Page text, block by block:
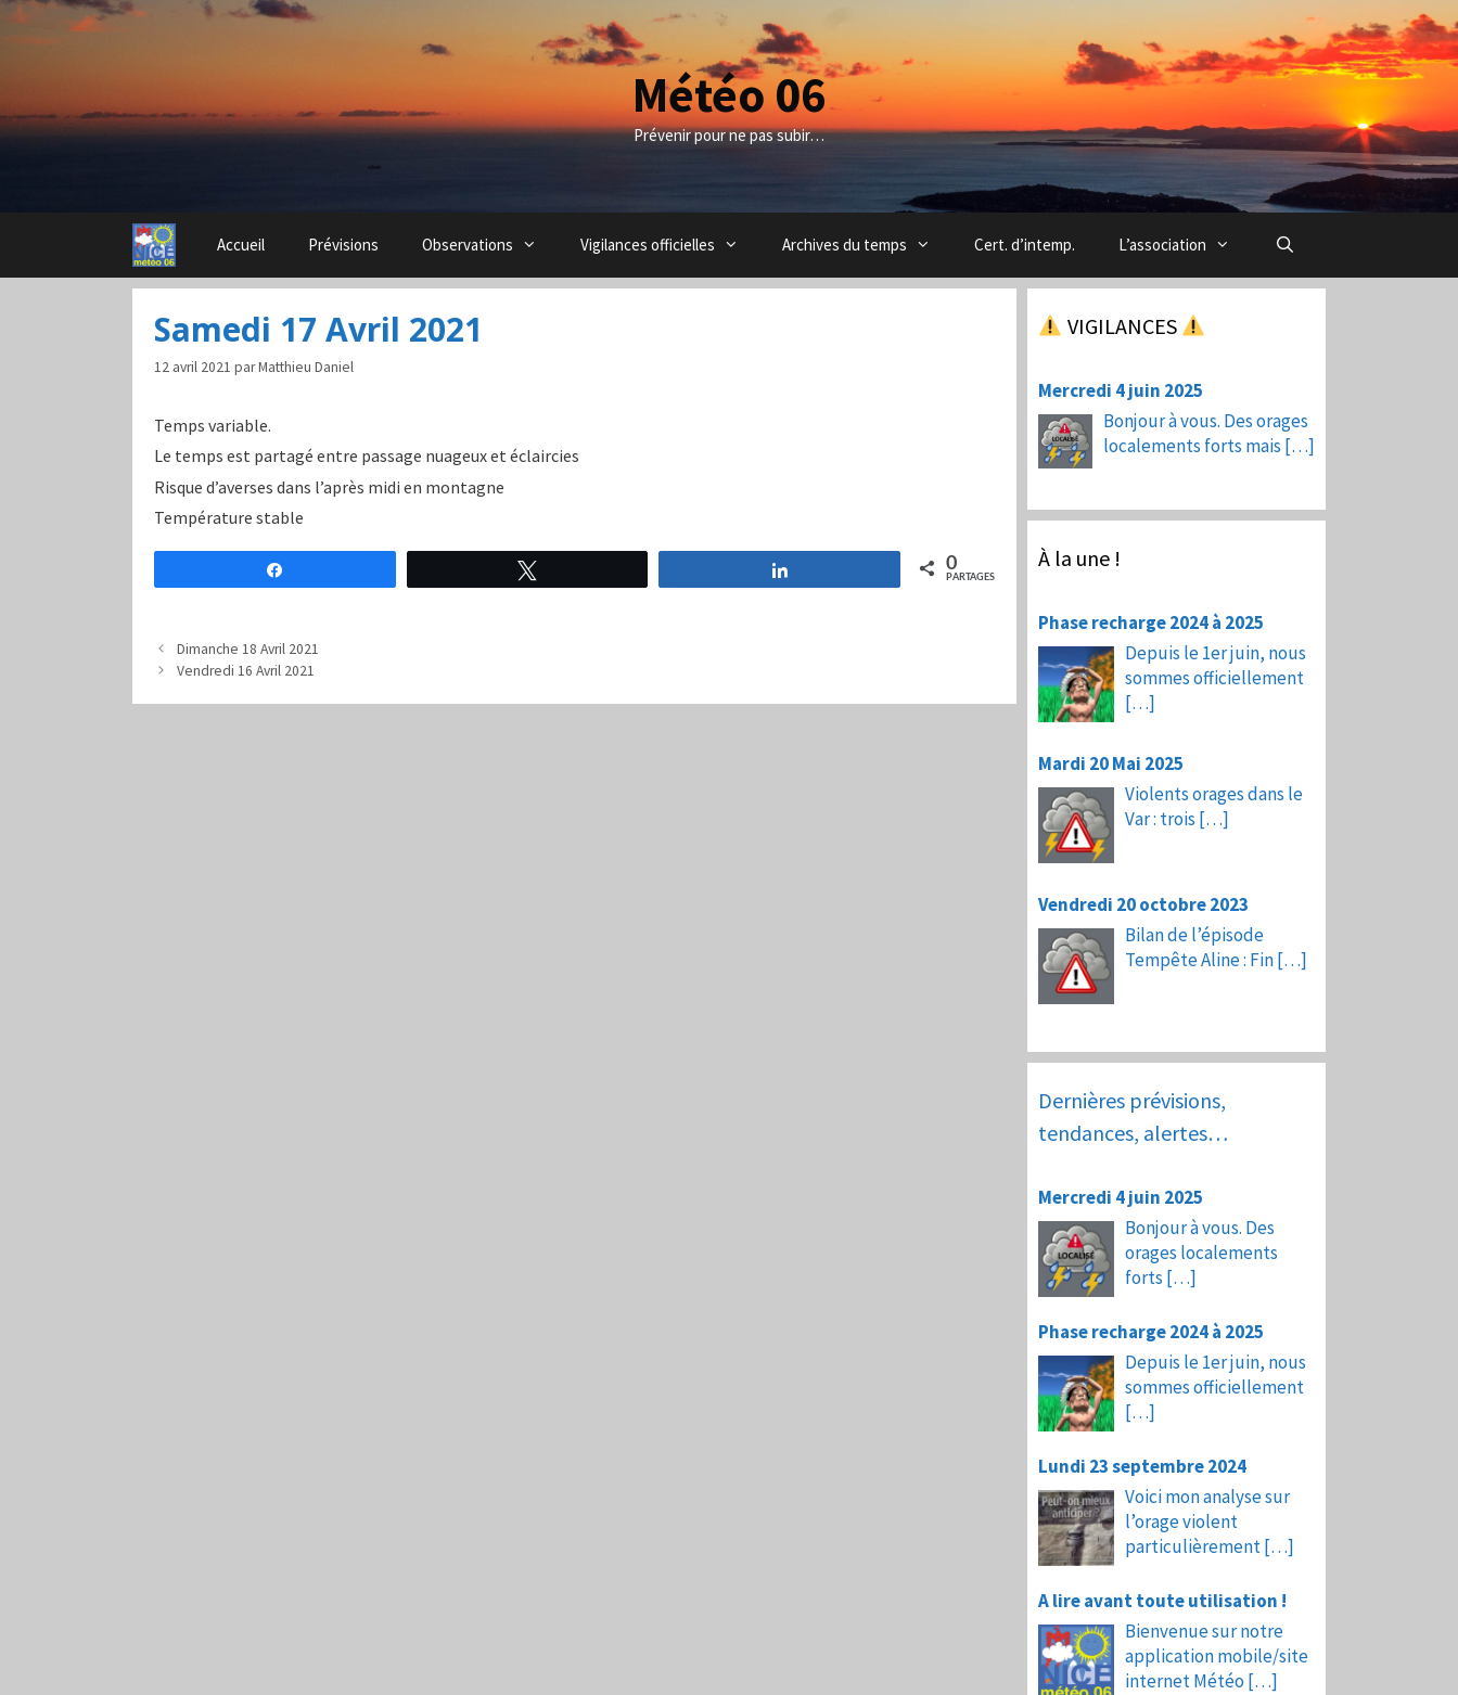
Aller
Météo 06
Prévenir pour ne pas subir…
Accueil Prévisions Observations Vigilances officielles Archives du temps Cert. d’intemp. L’association
Samedi 17 Avril 2021
12 avril 2021 parMatthieu Daniel
Temps variable.
Le temps est partagé entre passage nuageux et éclaircies
Risque d’averses dans l’après midi en montagne
Température stable
0
PARTAGES
Dimanche 18 Avril 2021
Vendredi 16 Avril 2021
VIGILANCES
Mercredi 4 juin 2025
Bonjour à vous. Des orages
localements forts mais […]
À la une !
Phase recharge 2024 à 2025
Depuis le 1er juin, nous
sommes officiellement
[…]
Mardi 20 Mai 2025
Violents orages dans le
Var : trois […]
Vendredi 20 octobre 2023
Bilan de l’épisode
Tempête Aline : Fin[…]
Dernières prévisions,
tendances, alertes…
Mercredi 4 juin 2025
Bonjour à vous. Des
orages localements
forts […]
Phase recharge 2024 à 2025
Depuis le 1er juin, nous
sommes officiellement
[…]
Lundi 23 septembre 2024
Voici mon analyse sur
l’orage violent
particulièrement[…]
A lire avant toute utilisation !
Bienvenue sur notre
application mobile/site
internet Météo […]